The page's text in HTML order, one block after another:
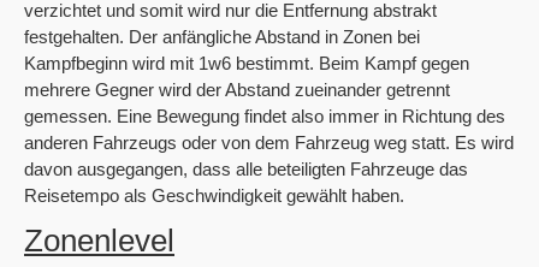
verzichtet und somit wird nur die Entfernung abstrakt
festgehalten. Der anfängliche Abstand in Zonen bei
Kampfbeginn wird mit 1w6 bestimmt. Beim Kampf gegen
mehrere Gegner wird der Abstand zueinander getrennt
gemessen. Eine Bewegung findet also immer in Richtung des
anderen Fahrzeugs oder von dem Fahrzeug weg statt. Es wird
davon ausgegangen, dass alle beteiligten Fahrzeuge das
Reisetempo als Geschwindigkeit gewählt haben.
Zonenlevel